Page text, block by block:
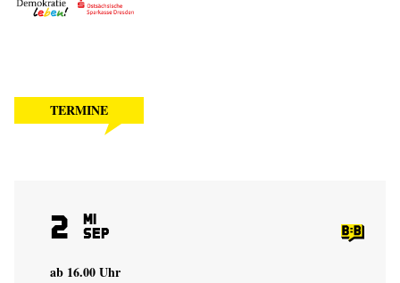
TERMINE
2 Mi
Sep
ab 16.00 Uhr